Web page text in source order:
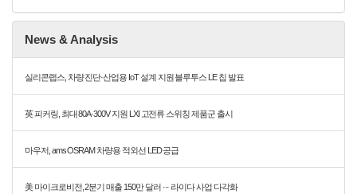
News & Analysis
실리콘랩스, 차량 진단·산업용 IoT 설계 지원 블루투스 LE 칩 발표
英 피커링, 최대 80A·300V 지원 LXI 고전류 스위칭 제품군 출시
마우저, ams OSRAM 차량용 적외선 LED 공급
美 마이크로비전, 2분기 매출 150만 달러 ··· 라이다 사업 다각화